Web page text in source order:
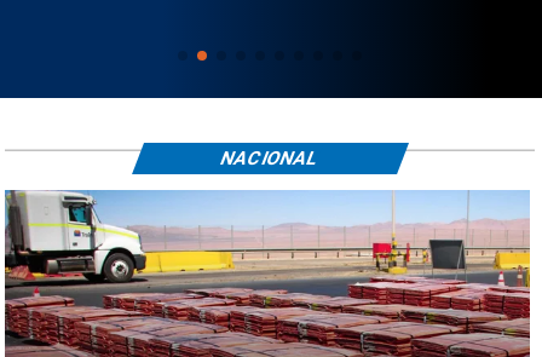
NACIONAL